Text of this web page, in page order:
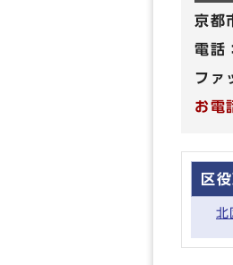
京
電話
ファ
お電
区
北